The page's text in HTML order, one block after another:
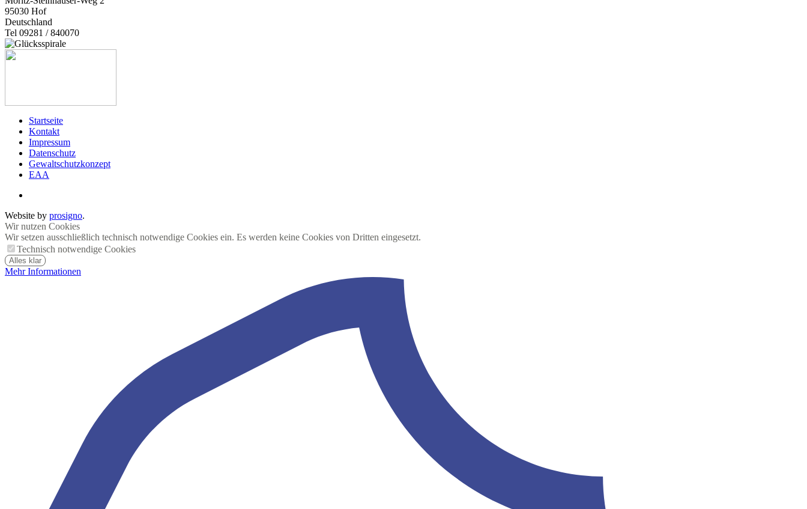
95030 Hof
Deutschland
Tel 09281 / 840070
Startseite
Kontakt
Impressum
Datenschutz
Gewaltschutzkonzept
EAA
Website by prosigno.
Wir nutzen Cookies
Wir setzen ausschließlich technisch notwendige Cookies ein. Es werden keine Cookies von Dritten eingesetzt.
Technisch notwendige Cookies
Alles klar
Mehr Informationen